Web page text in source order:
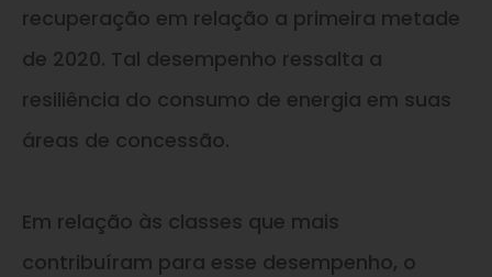
recuperação em relação a primeira metade
de 2020. Tal desempenho ressalta a
resiliência do consumo de energia em suas
áreas de concessão.
Em relação às classes que mais
contribuíram para esse desempenho, o